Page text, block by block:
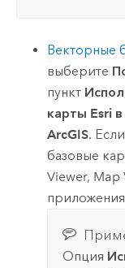
Векторные
выберите
пункт
карты Esri
ArcGIS.
базовые
Viewer, Map
Опция